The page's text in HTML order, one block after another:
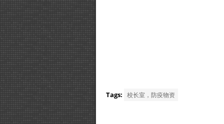
Tags: 校长室，防疫物资